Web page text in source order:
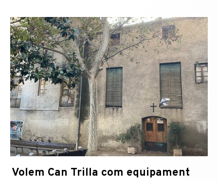
Volem Can Trilla com equipament